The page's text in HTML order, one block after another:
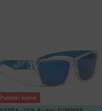
Palanki kaina